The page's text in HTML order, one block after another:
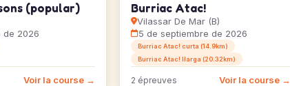
(popular)
de 2026
Voir la course →
Burriac Atac!
Vilassar De Mar (B)
5 de septiembre de 2026
Burriac Atac! curta (14.9km)
Burriac Atac! llarga (20.32km)
2 épreuves Voir la course →